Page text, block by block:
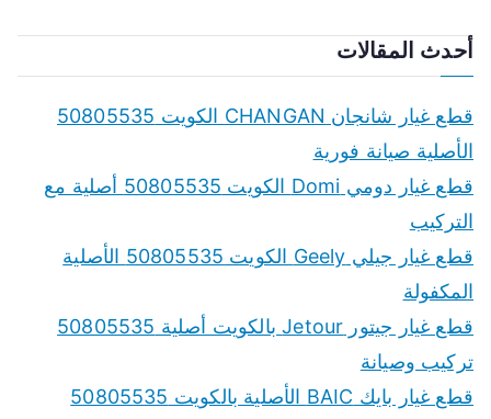
أحدث المقالات
قطع غيار شانجان CHANGAN الكويت 50805535
الأصلية صيانة فورية
قطع غيار دومي Domi الكويت 50805535 أصلية مع
التركيب
قطع غيار جيلي Geely الكويت 50805535 الأصلية
المكفولة
قطع غيار جيتور Jetour بالكويت أصلية 50805535
تركيب وصيانة
قطع غيار بايك BAIC الأصلية بالكويت 50805535